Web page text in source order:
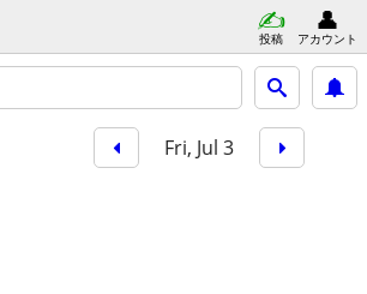
投稿 アカウント
Fri, Jul 3